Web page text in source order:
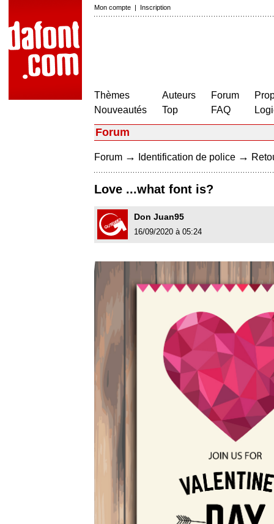
Mon compte | Inscription
Thèmes
Nouveautés
Auteurs
Top
Forum
FAQ
Forum
Forum → Identification de police →
Love ...what font is?
Don Juan95
16/09/2020 à 05:24